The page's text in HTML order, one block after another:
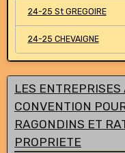
24-25 St GREGOIRE
24-25 CHEVAIGNE
LES ENTREPRISES
CONVENTION
RAGONDINS ET
PROPRIETE